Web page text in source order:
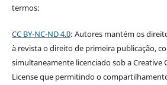
termos:
CC BY-NC-ND 4.0: Autores mantém os
à revista o direito de primeira publicação,
simultaneamente licenciado sob a
License que permitindo o